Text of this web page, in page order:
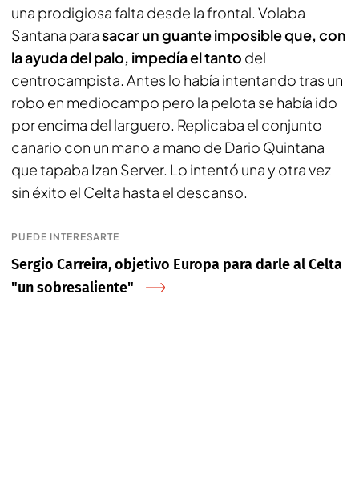
una prodigiosa falta desde la frontal. Volaba
Santana parasacar un guante imposible que, con
la ayuda del palo, impedía el tanto del
centrocampista. Antes lo había intentando tras un
robo en mediocampo pero la pelota se había ido
por encima del larguero. Replicaba el conjunto
canario con un mano a mano de Dario Quintana
que tapaba Izan Server. Lo intentó una y otra vez
sin éxito el Celta hasta el descanso.
PUEDE INTERESARTE
Sergio Carreira, objetivo Europa para darle al Celta
"un sobresaliente"